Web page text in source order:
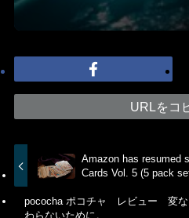
URLをコ
Amazon has resumed
Cards Vol. 5 (5 pack
pococha ポコチャ レビュー 変な
わらないために。